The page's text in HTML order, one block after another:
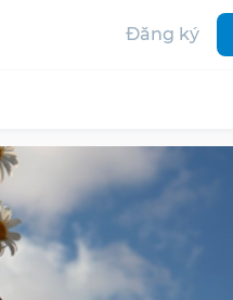
Đăng ký